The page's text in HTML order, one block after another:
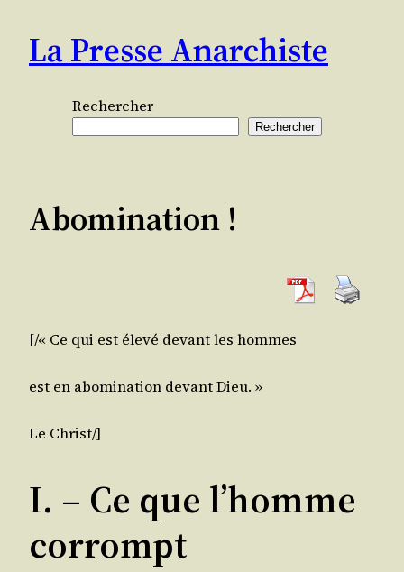
contenu
La Presse Anarchiste
Rechercher
Rechercher
Abomination !
[/​« Ce qui est éle­vé devant les hommes
est en abo­mi­na­tion devant Dieu. »
Le Christ/​]
I. – Ce que l’homme
corrompt